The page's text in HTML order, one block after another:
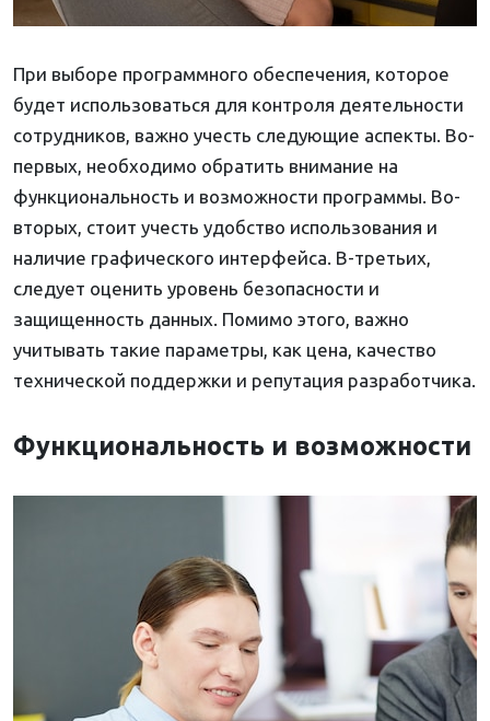
При выборе программного обеспечения, которое
будет использоваться для контроля деятельности
сотрудников, важно учесть следующие аспекты. Во-
первых, необходимо обратить внимание на
функциональность и возможности программы. Во-
вторых, стоит учесть удобство использования и
наличие графического интерфейса. В-третьих,
следует оценить уровень безопасности и
защищенность данных. Помимо этого, важно
учитывать такие параметры, как цена, качество
технической поддержки и репутация разработчика.
Функциональность и возможности